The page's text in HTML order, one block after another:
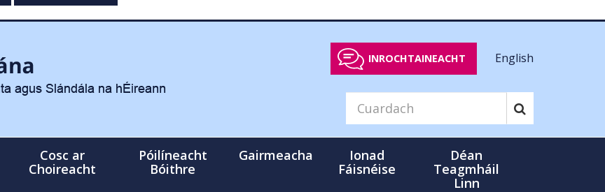
INROCHTAINEACHT English
Cosc ar
Choireacht
Póilíneacht
Bóithre
Gairmeacha
Ionad
Fáisnéise
Déan
Teagmháil
Linn